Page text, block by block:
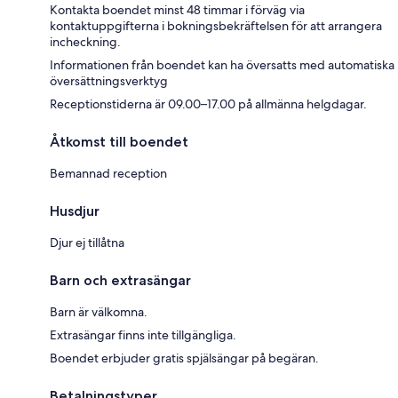
Kontakta boendet minst 48 timmar i förväg via
kontaktuppgifterna i bokningsbekräftelsen för att arrangera
incheckning.
Informationen från boendet kan ha översatts med automatiska
översättningsverktyg
Receptionstiderna är 09.00–17.00 på allmänna helgdagar.
Åtkomst till boendet
Bemannad reception
Husdjur
Djur ej tillåtna
Barn och extrasängar
Barn är välkomna.
Extrasängar finns inte tillgängliga.
Boendet erbjuder gratis spjälsängar på begäran.